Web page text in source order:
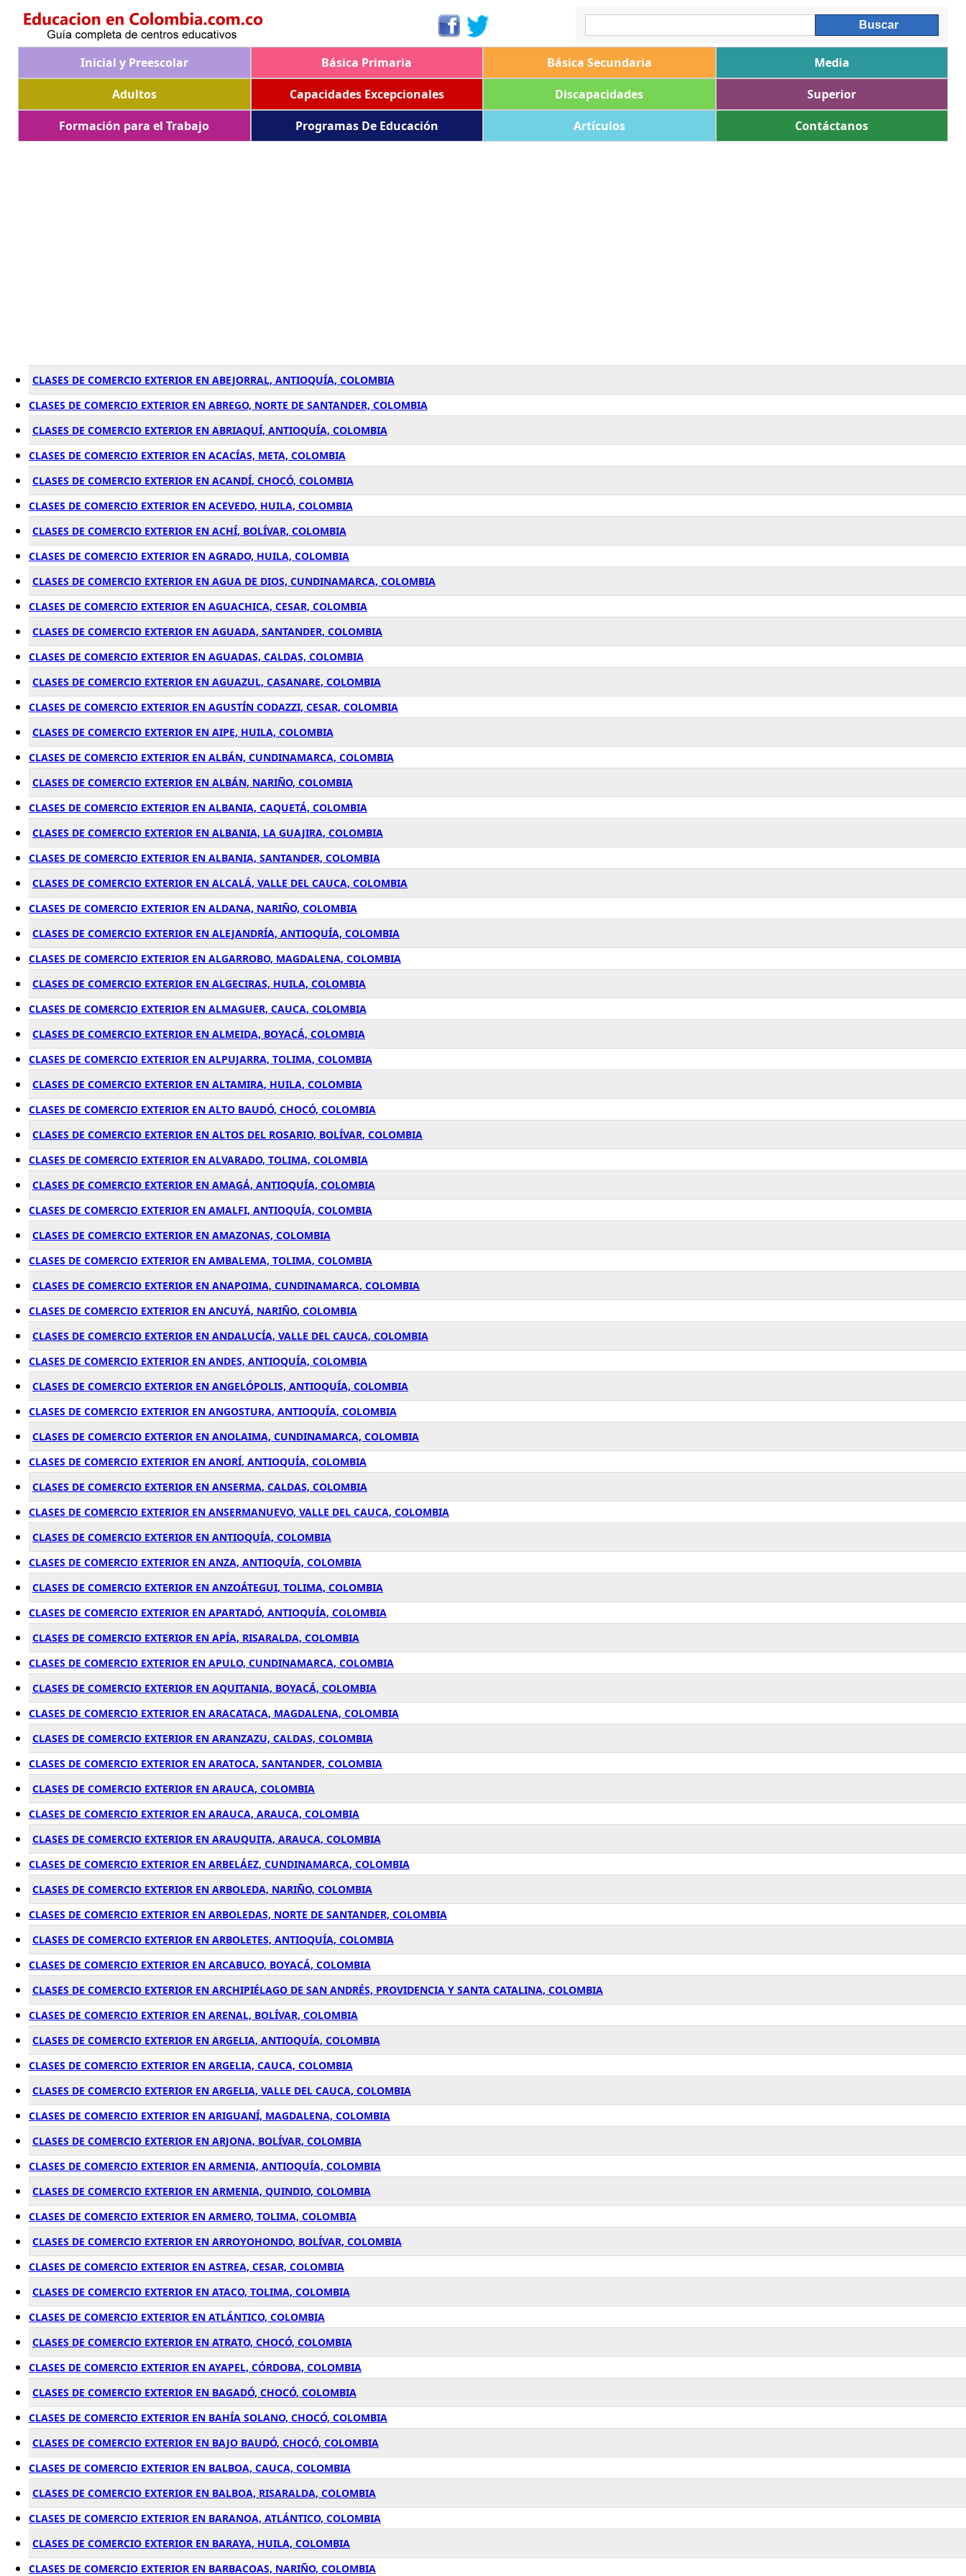
Inicial y Preescolar Básica Primaria Básica Secundaria
Media
Adultos
Capacidades Excepcionales Discapacidades
Superior
Formación para el Trabajo
Programas De Educación Artículos Contáctanos
CLASES DE COMERCIO EXTERIOR EN ABEJORRAL, ANTIOQUÍA, COLOMBIA
CLASES DE COMERCIO EXTERIOR EN ABREGO, NORTE DE SANTANDER, COLOMBIA
CLASES DE COMERCIO EXTERIOR EN ABRIAQUÍ, ANTIOQUÍA, COLOMBIA
CLASES DE COMERCIO EXTERIOR EN ACACÍAS, META, COLOMBIA
CLASES DE COMERCIO EXTERIOR EN ACANDÍ, CHOCÓ, COLOMBIA
CLASES DE COMERCIO EXTERIOR EN ACEVEDO, HUILA, COLOMBIA
CLASES DE COMERCIO EXTERIOR EN ACHÍ, BOLÍVAR, COLOMBIA
CLASES DE COMERCIO EXTERIOR EN AGRADO, HUILA, COLOMBIA
CLASES DE COMERCIO EXTERIOR EN AGUA DE DIOS, CUNDINAMARCA, COLOMBIA
CLASES DE COMERCIO EXTERIOR EN AGUACHICA, CESAR, COLOMBIA
CLASES DE COMERCIO EXTERIOR EN AGUADA, SANTANDER, COLOMBIA
CLASES DE COMERCIO EXTERIOR EN AGUADAS, CALDAS, COLOMBIA
CLASES DE COMERCIO EXTERIOR EN AGUAZUL, CASANARE, COLOMBIA
CLASES DE COMERCIO EXTERIOR EN AGUSTÍN CODAZZI, CESAR, COLOMBIA
CLASES DE COMERCIO EXTERIOR EN AIPE, HUILA, COLOMBIA
CLASES DE COMERCIO EXTERIOR EN ALBÁN, CUNDINAMARCA, COLOMBIA
CLASES DE COMERCIO EXTERIOR EN ALBÁN, NARIÑO, COLOMBIA
CLASES DE COMERCIO EXTERIOR EN ALBANIA, CAQUETÁ, COLOMBIA
CLASES DE COMERCIO EXTERIOR EN ALBANIA, LA GUAJIRA, COLOMBIA
CLASES DE COMERCIO EXTERIOR EN ALBANIA, SANTANDER, COLOMBIA
CLASES DE COMERCIO EXTERIOR EN ALCALÁ, VALLE DEL CAUCA, COLOMBIA
CLASES DE COMERCIO EXTERIOR EN ALDANA, NARIÑO, COLOMBIA
CLASES DE COMERCIO EXTERIOR EN ALEJANDRÍA, ANTIOQUÍA, COLOMBIA
CLASES DE COMERCIO EXTERIOR EN ALGARROBO, MAGDALENA, COLOMBIA
CLASES DE COMERCIO EXTERIOR EN ALGECIRAS, HUILA, COLOMBIA
CLASES DE COMERCIO EXTERIOR EN ALMAGUER, CAUCA, COLOMBIA
CLASES DE COMERCIO EXTERIOR EN ALMEIDA, BOYACÁ, COLOMBIA
CLASES DE COMERCIO EXTERIOR EN ALPUJARRA, TOLIMA, COLOMBIA
CLASES DE COMERCIO EXTERIOR EN ALTAMIRA, HUILA, COLOMBIA
CLASES DE COMERCIO EXTERIOR EN ALTO BAUDÓ, CHOCÓ, COLOMBIA
CLASES DE COMERCIO EXTERIOR EN ALTOS DEL ROSARIO, BOLÍVAR, COLOMBIA
CLASES DE COMERCIO EXTERIOR EN ALVARADO, TOLIMA, COLOMBIA
CLASES DE COMERCIO EXTERIOR EN AMAGÁ, ANTIOQUÍA, COLOMBIA
CLASES DE COMERCIO EXTERIOR EN AMALFI, ANTIOQUÍA, COLOMBIA
CLASES DE COMERCIO EXTERIOR EN AMAZONAS, COLOMBIA
CLASES DE COMERCIO EXTERIOR EN AMBALEMA, TOLIMA, COLOMBIA
CLASES DE COMERCIO EXTERIOR EN ANAPOIMA, CUNDINAMARCA, COLOMBIA
CLASES DE COMERCIO EXTERIOR EN ANCUYÁ, NARIÑO, COLOMBIA
CLASES DE COMERCIO EXTERIOR EN ANDALUCÍA, VALLE DEL CAUCA, COLOMBIA
CLASES DE COMERCIO EXTERIOR EN ANDES, ANTIOQUÍA, COLOMBIA
CLASES DE COMERCIO EXTERIOR EN ANGELÓPOLIS, ANTIOQUÍA, COLOMBIA
CLASES DE COMERCIO EXTERIOR EN ANGOSTURA, ANTIOQUÍA, COLOMBIA
CLASES DE COMERCIO EXTERIOR EN ANOLAIMA, CUNDINAMARCA, COLOMBIA
CLASES DE COMERCIO EXTERIOR EN ANORÍ, ANTIOQUÍA, COLOMBIA
CLASES DE COMERCIO EXTERIOR EN ANSERMA, CALDAS, COLOMBIA
CLASES DE COMERCIO EXTERIOR EN ANSERMANUEVO, VALLE DEL CAUCA, COLOMBIA
CLASES DE COMERCIO EXTERIOR EN ANTIOQUÍA, COLOMBIA
CLASES DE COMERCIO EXTERIOR EN ANZA, ANTIOQUÍA, COLOMBIA
CLASES DE COMERCIO EXTERIOR EN ANZOÁTEGUI, TOLIMA, COLOMBIA
CLASES DE COMERCIO EXTERIOR EN APARTADÓ, ANTIOQUÍA, COLOMBIA
CLASES DE COMERCIO EXTERIOR EN APÍA, RISARALDA, COLOMBIA
CLASES DE COMERCIO EXTERIOR EN APULO, CUNDINAMARCA, COLOMBIA
CLASES DE COMERCIO EXTERIOR EN AQUITANIA, BOYACÁ, COLOMBIA
CLASES DE COMERCIO EXTERIOR EN ARACATACA, MAGDALENA, COLOMBIA
CLASES DE COMERCIO EXTERIOR EN ARANZAZU, CALDAS, COLOMBIA
CLASES DE COMERCIO EXTERIOR EN ARATOCA, SANTANDER, COLOMBIA
CLASES DE COMERCIO EXTERIOR EN ARAUCA, COLOMBIA
CLASES DE COMERCIO EXTERIOR EN ARAUCA, ARAUCA, COLOMBIA
CLASES DE COMERCIO EXTERIOR EN ARAUQUITA, ARAUCA, COLOMBIA
CLASES DE COMERCIO EXTERIOR EN ARBELÁEZ, CUNDINAMARCA, COLOMBIA
CLASES DE COMERCIO EXTERIOR EN ARBOLEDA, NARIÑO, COLOMBIA
CLASES DE COMERCIO EXTERIOR EN ARBOLEDAS, NORTE DE SANTANDER, COLOMBIA
CLASES DE COMERCIO EXTERIOR EN ARBOLETES, ANTIOQUÍA, COLOMBIA
CLASES DE COMERCIO EXTERIOR EN ARCABUCO, BOYACÁ, COLOMBIA
CLASES DE COMERCIO EXTERIOR EN ARCHIPIÉLAGO DE SAN ANDRÉS, PROVIDENCIA Y SANTA CATALINA, COLOMBIA
CLASES DE COMERCIO EXTERIOR EN ARENAL, BOLÍVAR, COLOMBIA
CLASES DE COMERCIO EXTERIOR EN ARGELIA, ANTIOQUÍA, COLOMBIA
CLASES DE COMERCIO EXTERIOR EN ARGELIA, CAUCA, COLOMBIA
CLASES DE COMERCIO EXTERIOR EN ARGELIA, VALLE DEL CAUCA, COLOMBIA
CLASES DE COMERCIO EXTERIOR EN ARIGUANÍ, MAGDALENA, COLOMBIA
CLASES DE COMERCIO EXTERIOR EN ARJONA, BOLÍVAR, COLOMBIA
CLASES DE COMERCIO EXTERIOR EN ARMENIA, ANTIOQUÍA, COLOMBIA
CLASES DE COMERCIO EXTERIOR EN ARMENIA, QUINDIO, COLOMBIA
CLASES DE COMERCIO EXTERIOR EN ARMERO, TOLIMA, COLOMBIA
CLASES DE COMERCIO EXTERIOR EN ARROYOHONDO, BOLÍVAR, COLOMBIA
CLASES DE COMERCIO EXTERIOR EN ASTREA, CESAR, COLOMBIA
CLASES DE COMERCIO EXTERIOR EN ATACO, TOLIMA, COLOMBIA
CLASES DE COMERCIO EXTERIOR EN ATLÁNTICO, COLOMBIA
CLASES DE COMERCIO EXTERIOR EN ATRATO, CHOCÓ, COLOMBIA
CLASES DE COMERCIO EXTERIOR EN AYAPEL, CÓRDOBA, COLOMBIA
CLASES DE COMERCIO EXTERIOR EN BAGADÓ, CHOCÓ, COLOMBIA
CLASES DE COMERCIO EXTERIOR EN BAHÍA SOLANO, CHOCÓ, COLOMBIA
CLASES DE COMERCIO EXTERIOR EN BAJO BAUDÓ, CHOCÓ, COLOMBIA
CLASES DE COMERCIO EXTERIOR EN BALBOA, CAUCA, COLOMBIA
CLASES DE COMERCIO EXTERIOR EN BALBOA, RISARALDA, COLOMBIA
CLASES DE COMERCIO EXTERIOR EN BARANOA, ATLÁNTICO, COLOMBIA
CLASES DE COMERCIO EXTERIOR EN BARAYA, HUILA, COLOMBIA
CLASES DE COMERCIO EXTERIOR EN BARBACOAS, NARIÑO, COLOMBIA